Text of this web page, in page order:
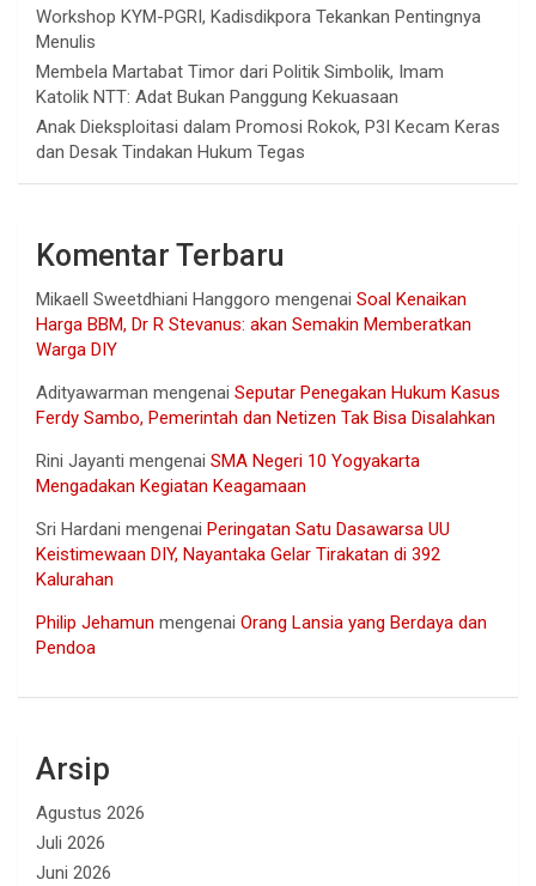
Workshop KYM-PGRI, Kadisdikpora Tekankan Pentingnya
Menulis
Membela Martabat Timor dari Politik Simbolik, Imam
Katolik NTT: Adat Bukan Panggung Kekuasaan
Anak Dieksploitasi dalam Promosi Rokok, P3I Kecam Keras
dan Desak Tindakan Hukum Tegas
Komentar Terbaru
Mikaell Sweetdhiani Hanggoro mengenai Soal Kenaikan
Harga BBM, Dr R Stevanus: akan Semakin Memberatkan
Warga DIY
Adityawarman mengenai Seputar Penegakan Hukum Kasus
Ferdy Sambo, Pemerintah dan Netizen Tak Bisa Disalahkan
Rini Jayanti mengenai SMA Negeri 10 Yogyakarta
Mengadakan Kegiatan Keagamaan
Sri Hardani mengenai Peringatan Satu Dasawarsa UU
Keistimewaan DIY, Nayantaka Gelar Tirakatan di 392
Kalurahan
Philip Jehamun mengenai Orang Lansia yang Berdaya dan
Pendoa
Arsip
Agustus 2026
Juli 2026
Juni 2026